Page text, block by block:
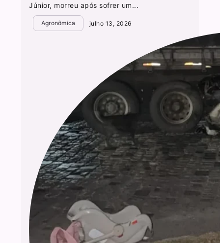
Júnior, morreu após sofrer um...
Agronômica julho 13, 2026